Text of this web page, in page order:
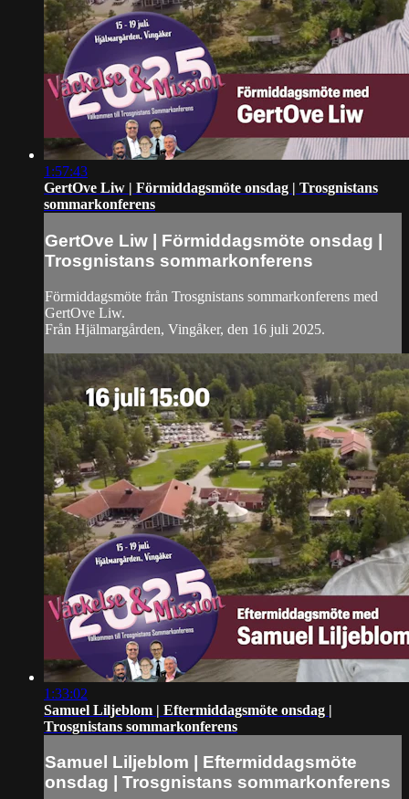
1:57:43
GertOve Liw | Förmiddagsmöte onsdag | Trosgnistans
sommarkonferens
GertOve Liw | Förmiddagsmöte onsdag |
Trosgnistans sommarkonferens
Förmiddagsmöte från Trosgnistans sommarkonferens med
GertOve Liw.
Från Hjälmargården, Vingåker, den 16 juli 2025.
1:33:02
Samuel Liljeblom | Eftermiddagsmöte onsdag |
Trosgnistans sommarkonferens
Samuel Liljeblom | Eftermiddagsmöte
onsdag | Trosgnistans sommarkonferens